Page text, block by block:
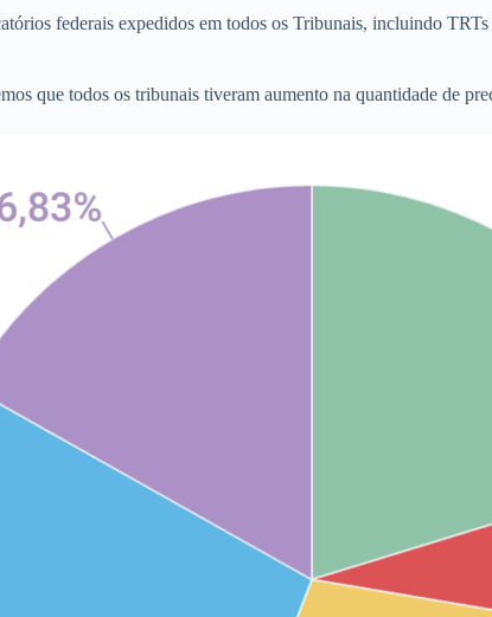
federais expedidos em todos os Tribunais, incluindo
que todos os tribunais tiveram aumento na quantidade de